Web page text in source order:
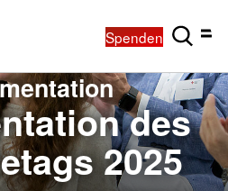
Spenden
des
2025